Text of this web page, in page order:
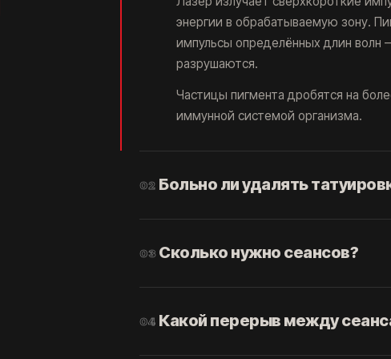
энергии в обрабатываемую зону.
импульсы определённых длин
разрушаются.
Частицы пигмента дробятся на
иммунной системой организма.
02 Больно ли удалять
горячего масла. Терпимо, но
аппликационный крем-анестетик и
03 Сколько нужно сеансов?
Реальный диапазон широкий, и
04 Какой перерыв между